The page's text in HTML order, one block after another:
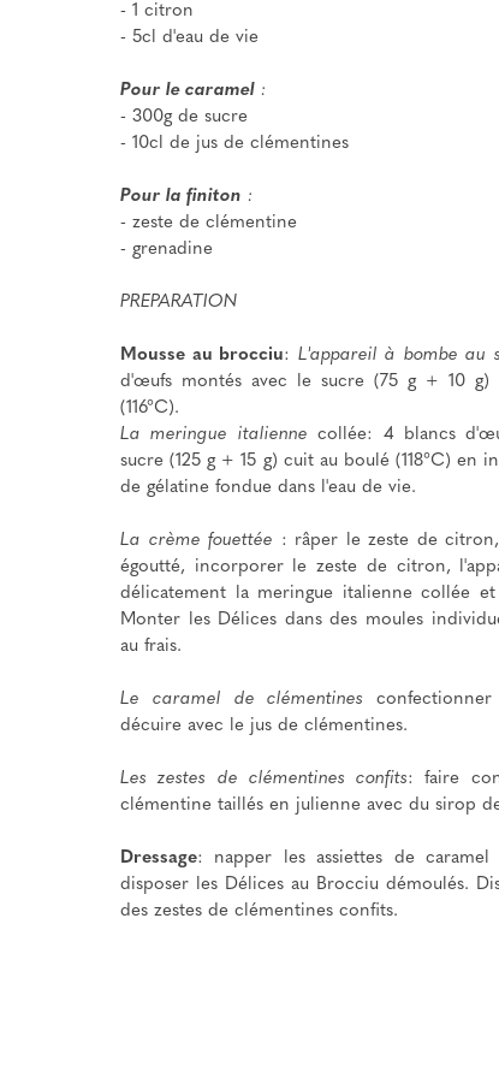
- 1 citron
- 5cl d'eau de vie
Pour le caramel :
- 300g de sucre
- 10cl de jus de clémentines
Pour la finiton :
- zeste de clémentine
- grenadine
PREPARATION
Mousse au brocciu: L'appareil à bombe au
d'œufs montés avec le sucre (75 g + 10
(116°C).
La meringue italienne collée: 4 blancs
sucre (125 g + 15 g) cuit au boulé (118°C) en
de gélatine fondue dans l'eau de vie.
La crème fouettée : râper le zeste de
égoutté, incorporer le zeste de citron,
délicatement la meringue italienne collée
Monter les Délices dans des moules
au frais.
Le caramel de clémentines
décuire avec le jus de clémentines.
Les zestes de clémentines confits: faire
clémentine taillés en julienne avec du sirop
Dressage: napper les assiettes de
disposer les Délices au Brocciu démoulés.
des zestes de clémentines confits.